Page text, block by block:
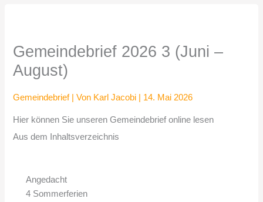
Gemeindebrief 2026 3 (Juni –
August)
Gemeindebrief| Von Karl Jacobi 14. Mai 2026
Hier können Sie unseren Gemeindebrief online lesen
Aus dem Inhaltsverzeichnis
Angedacht
4 Sommerferien